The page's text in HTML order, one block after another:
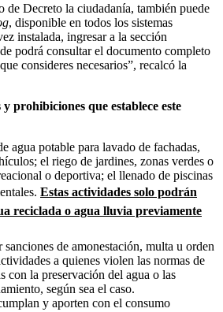
de Decreto la ciudadanía, también puede
, disponible en todos los sistemas
instalada, ingresar a la sección
podrá consultar el documento completo
consideres necesarios”, recalcó la
prohibiciones que establece este
agua potable para lavado de fachadas,
el riego de jardines, zonas verdes o
o deportiva; el llenado de piscinas
Estas actividades solo podrán
reciclada o agua lluvia previamente
sanciones de amonestación, multa u orden
a quienes violen las normas de
con la preservación del agua o las
según sea el caso.
y aporten con el consumo